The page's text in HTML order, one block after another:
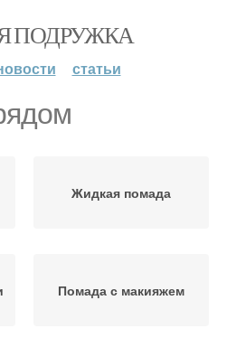
ПОДРУЖКА
статьи
Жидкая помада
Помада с макияжем